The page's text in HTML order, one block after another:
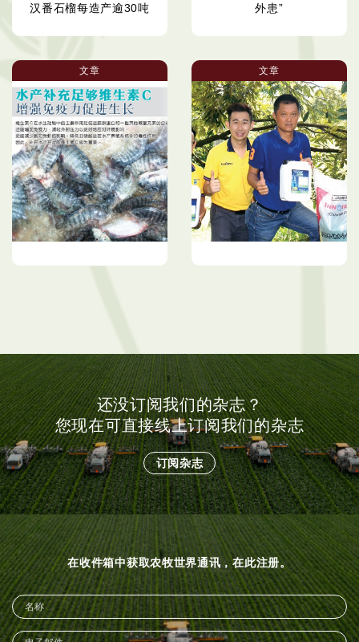
汉番石榴每造产逾30吨
外患”
文章 文章
还没订阅我们的杂志？
您现在可直接线上订阅我们的杂志
订阅杂志
在收件箱中获取农牧世界通讯，在此注册。